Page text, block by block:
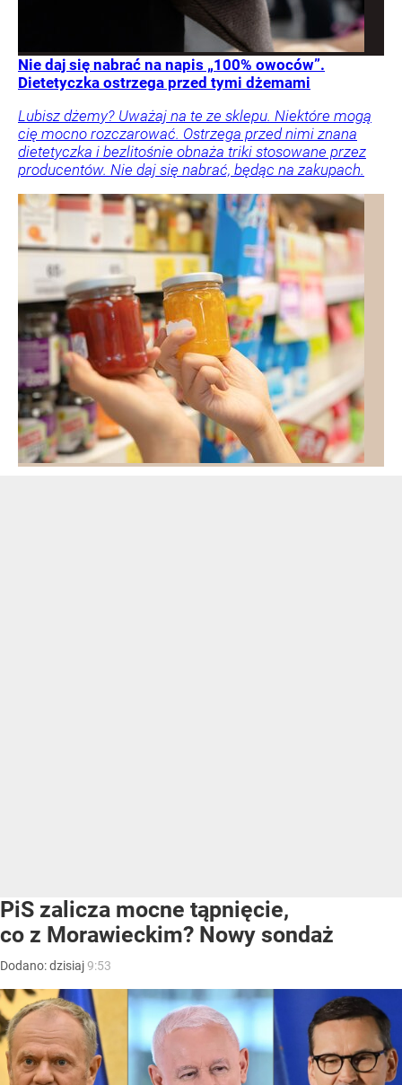
Nie daj się nabrać na napis „100% owoców”.
Dietetyczka ostrzega przed tymi dżemami
Lubisz dżemy? Uważaj na te ze sklepu. Niektóre mogą
cię mocno rozczarować. Ostrzega przed nimi znana
dietetyczka i bezlitośnie obnaża triki stosowane przez
producentów. Nie daj się nabrać, będąc na zakupach.
PiS zalicza mocne tąpnięcie,
co z Morawieckim? Nowy sondaż
Dodano:dzisiaj9:53